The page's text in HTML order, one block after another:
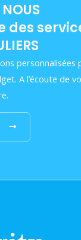
des
personnalisées
A l’écoute de